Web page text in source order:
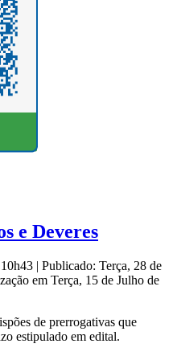
e Deveres
| Publicado: Terça, 28 de
em Terça, 15 de Julho de
de prerrogativas que
estipulado em edital.